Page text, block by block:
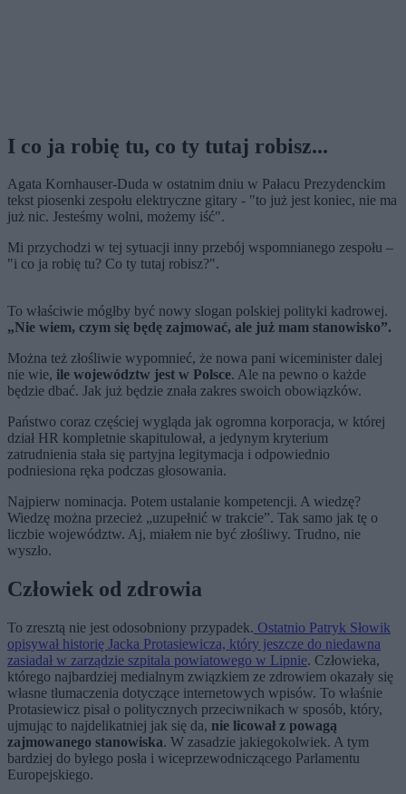
I co ja robię tu, co ty tutaj robisz...
Agata Kornhauser-Duda w ostatnim dniu w Pałacu Prezydenckim
tekst piosenki zespołu elektryczne gitary - "to już jest koniec, nie ma
już nic. Jesteśmy wolni, możemy iść".
Mi przychodzi w tej sytuacji inny przebój wspomnianego zespołu –
"i co ja robię tu? Co ty tutaj robisz?".
To właściwie mógłby być nowy slogan polskiej polityki kadrowej.
„Nie wiem, czym się będę zajmować, ale już mam stanowisko”.
Można też złośliwie wypomnieć, że nowa pani wiceminister dalej
nie wie, ile województw jest w Polsce. Ale na pewno o każde
będzie dbać. Jak już będzie znała zakres swoich obowiązków.
Państwo coraz częściej wygląda jak ogromna korporacja, w której
dział HR kompletnie skapitulował, a jedynym kryterium
zatrudnienia stała się partyjna legitymacja i odpowiednio
podniesiona ręka podczas głosowania.
Najpierw nominacja. Potem ustalanie kompetencji. A wiedzę?
Wiedzę można przecież „uzupełnić w trakcie”. Tak samo jak tę o
liczbie województw. Aj, miałem nie być złośliwy. Trudno, nie
wyszło.
Człowiek od zdrowia
To zresztą nie jest odosobniony przypadek. Ostatnio Patryk Słowik
opisywał historię Jacka Protasiewicza, który jeszcze do niedawna
zasiadał w zarządzie szpitala powiatowego w Lipnie. Człowieka,
którego najbardziej medialnym związkiem ze zdrowiem okazały się
własne tłumaczenia dotyczące internetowych wpisów. To właśnie
Protasiewicz pisał o politycznych przeciwnikach w sposób, który,
ujmując to najdelikatniej jak się da, nie licował z powagą
zajmowanego stanowiska. W zasadzie jakiegokolwiek. A tym
bardziej do byłego posła i wiceprzewodniczącego Parlamentu
Europejskiego.